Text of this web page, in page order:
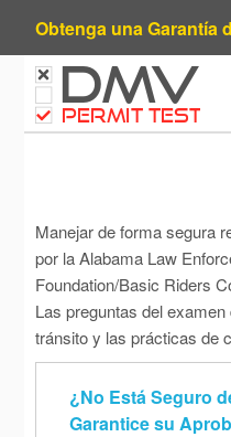
Obtenga una Garantía
DMV
PERMIT TEST
Manejar de forma segura
por la Alabama Law
Foundation/Basic Riders
Las preguntas del
tránsito y las prácticas de
¿No Está Seguro
Garantice su